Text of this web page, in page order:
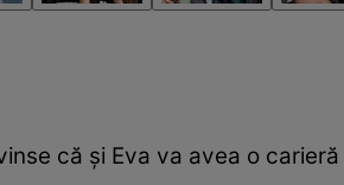
că și Eva va avea o